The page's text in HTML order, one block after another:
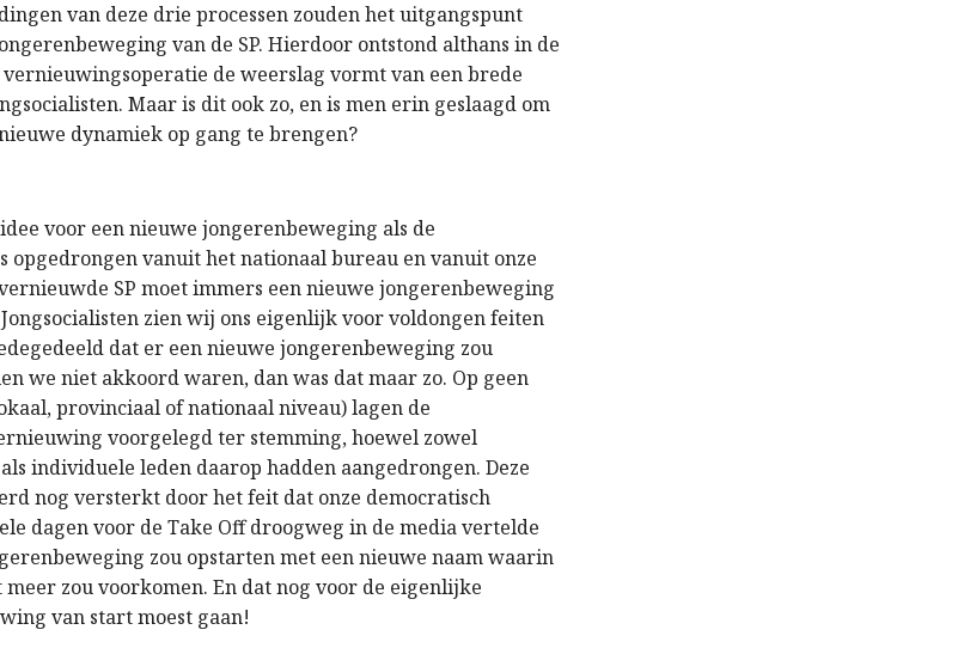
van deze drie processen zouden het uitgangspunt
van de SP. Hierdoor ontstond althans in de
de weerslag vormt van een brede
Maar is dit ook zo, en is men erin geslaagd om
dynamiek op gang te brengen?
voor een nieuwe jongerenbeweging als de
opgedrongen vanuit het nationaal bureau en vanuit onze
SP moet immers een nieuwe jongerenbeweging
zien wij ons eigenlijk voor voldongen feiten
dat er een nieuwe jongerenbeweging zou
we niet akkoord waren, dan was dat maar zo. Op geen
provinciaal of nationaal niveau) lagen de
voorgelegd ter stemming, hoewel zowel
individuele leden daarop hadden aangedrongen. Deze
nog versterkt door het feit dat onze democratisch
dagen voor de Take Off droogweg in de media vertelde
zou opstarten met een nieuwe naam waarin
zou voorkomen. En dat nog voor de eigenlijke
van start moest gaan!